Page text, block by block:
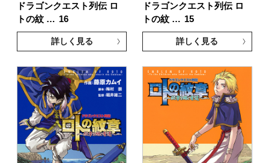
ドラゴンクエスト列伝 ロ
トの紋 … 16
詳しく見る
ドラゴンクエスト列伝 ロ
トの紋 … 15
詳しく見る